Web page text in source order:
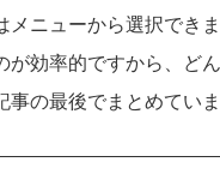
ニューから選択でき
が効率的ですから、ど
の最後でまとめていま